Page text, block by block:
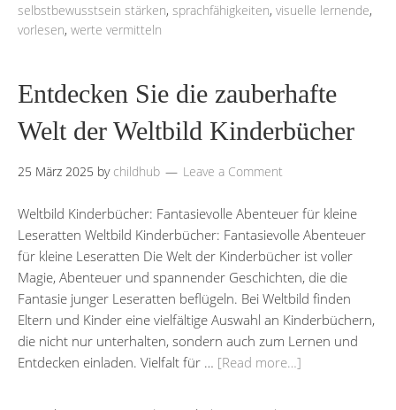
selbstbewusstsein stärken, sprachfähigkeiten, visuelle lernende,
vorlesen, werte vermitteln
Entdecken Sie die zauberhafte
Welt der Weltbild Kinderbücher
25 März 2025 by childhub Leave a Comment
Weltbild Kinderbücher: Fantasievolle Abenteuer für kleine
Leseratten Weltbild Kinderbücher: Fantasievolle Abenteuer
für kleine Leseratten Die Welt der Kinderbücher ist voller
Magie, Abenteuer und spannender Geschichten, die die
Fantasie junger Leseratten beflügeln. Bei Weltbild finden
Eltern und Kinder eine vielfältige Auswahl an Kinderbüchern,
die nicht nur unterhalten, sondern auch zum Lernen und
Entdecken einladen. Vielfalt für … [Read more…]